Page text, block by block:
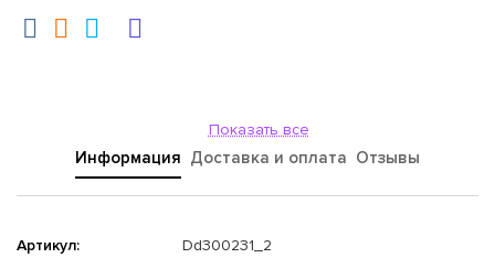
Показать все
Информация Доставка и оплата Отзывы
Артикул: Dd300231_2